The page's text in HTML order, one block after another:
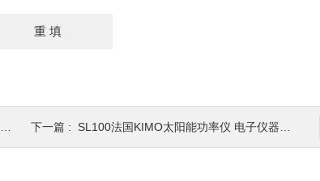
下一篇 : SL100法国KIMO太阳能功率仪 电子仪器仪表